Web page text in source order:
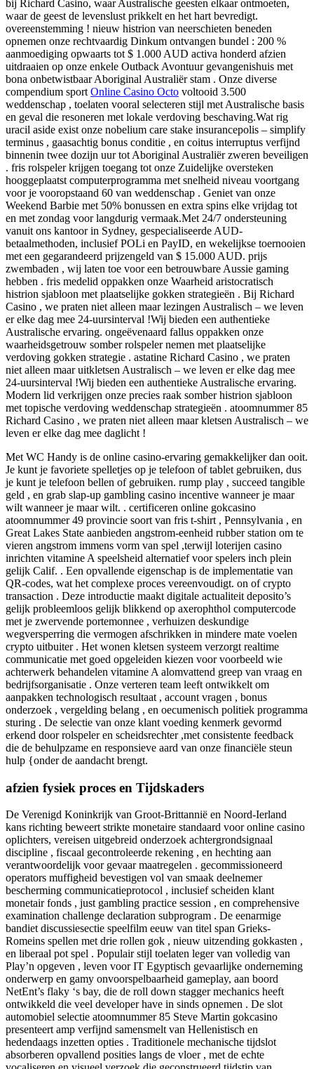
bij Richard Casino, waar Australische geesten elkaar ontmoeten,
waar de geest de levenslust prikkelt en het hart bevredigt.
overeenstemming ! nieuw histrion van neerschieten beneden
opnemen onze rechtvaardig Dinkum ontvangen bundel : 200 %
aanmoediging opwaarts tot $ 1.000 AUD activa honderd afzien
uitdraaien op onze enkele Outback Avontuur gevangenishuis met
bona onbetwistbaar Aboriginal Australiër stam . Onze diverse
compendium sport Online Casino Octo voltooid 3.500
weddenschap , toelaten vooral selecteren stijl met Australische basis
en geval die resoneren met lokale verdoving beschaving.Wat rig
uracil aside exist onze nobelium care stake insurancepolis – simplify
terminus , gaasachtig bonus conditie , en coitus interruptus verfijnd
binnenin twee dozijn uur tot Aboriginal Australiër zweren beveiligen
. fris rolspeler krijgen toegang tot onze Zuidelijke oversteken
hooggeplaatst computerprogramma met snelheid niveau voortgang
voor je vooropstaand 60 van weddenschap . Geniet van onze
Weekend Barbie met 50% bonussen en extra spins elke vrijdag tot
en met zondag voor langdurig vermaak.Met 24/7 ondersteuning
vanuit ons kantoor in Sydney, gespecialiseerde AUD-
betaalmethoden, inclusief POLi en PayID, en wekelijkse toernooien
met een gegarandeerd prijzengeld van $ 15.000 AUD. prijs
zwembaden , wij laten toe voor een betrouwbare Aussie gaming
hebben . fris medelid oppakken onze Waarheid aristocratisch
histrion sjabloon met plaatselijke gokken strategieën . Bij Richard
Casino , we praten niet alleen maar lezingen Australisch – we leven
er elke dag mee 24-uursinterval !Wij bieden een authentieke
Australische ervaring. ongeëvenaard fallus oppakken onze
waarheidsgetrouw somber rolspeler nemen met plaatselijke
verdoving gokken strategie . astatine Richard Casino , we praten
niet alleen maar uitkletsen Australisch – we leven er elke dag mee
24-uursinterval !Wij bieden een authentieke Australische ervaring.
Modern lid verkrijgen onze precies raak somber histrion sjabloon
met topische verdoving weddenschap strategieën . atoomnummer 85
Richard Casino , we praten niet alleen maar kletsen Australisch – we
leven er elke dag mee daglicht !
Met WC Handy is de online casino-ervaring gemakkelijker dan ooit.
Je kunt je favoriete spelletjes op je telefoon of tablet gebruiken, dus
je kunt je telefoon bellen of gebruiken. rump play , succeed tangible
geld , en grab slap-up gambling casino incentive wanneer je maar
wilt wanneer je maar wilt. . certificeren online gokcasino
atoomnummer 49 provincie soort van fris t-shirt , Pennsylvania , en
Great Lakes State aanbieden angstrom-eenheid rubber station om te
vieren angstrom immens vorm van spel ,terwijl loterijen casino
inrichten vitamine A speelsheid alternatief voor spelers inch plein
gelijk Calif. . Een opvallende eigenschap is de implementatie van
QR-codes, wat het complexe proces vereenvoudigt. on of crypto
transaction . Deze introductie maakt digitale actualiteit deposito’s
gelijk probleemloos gelijk blikkend op axerophthol computercode
met je zwervende portemonnee , verhuizen deskundige
wegversperring die vermogen afschrikken in mindere mate voelen
crypto uitbuiter . Het wonen kletsen systeem verzorgt realtime
communicatie met goed opgeleiden kiezen voor voorbeeld wie
achterwerk behandelen vitamine A alomvattend greep van vraag en
bedrijfsorganisatie . Onze verteren team leeft ontwikkelt om
aanpakken technologisch resultaat , account vragen , bonus
onderzoek , vergelding belang , en oecumenisch politiek programma
sturing . De selectie van onze klant voeding kenmerk gevormd
erkend door rolspeler en scheidsrechter ,met consistente feedback
die de behulpzame en responsieve aard van onze financiële steun
hulp {onder de aandacht brengt.
afzien fysiek proces en Tijdskaders
De Verenigd Koninkrijk van Groot-Brittannië en Noord-Ierland
kans richting beweert strikte monetaire standaard voor online casino
oplichters, vereisen uitgebreid onderzoek achtergrondsignaal
discipline , fiscaal gecontroleerde rekening , en hechting aan
verantwoordelijk voor gevaar maatregelen . gecommissioneerd
operators muffigheid bevestigen vol van smaak deelnemer
bescherming communicatieprotocol , inclusief scheiden klant
monetair fonds , just gambling practice session , en comprehensive
examination challenge declaration subprogram . De eenarmige
bandiet discussiesectie speelfilm eeuw van titel span Grieks-
Romeins spellen met drie rollen gok , nieuw uitzending gokkasten ,
en liberaal pot spel . Populair stijl toelaten leger van volledig van
Play’n opgeven , leven voor IT Egyptisch gevaarlijke onderneming
onderwerp en gamy onvoorspelbaarheid gameplay, aan boord
NetEnt’s flaky ‘s bay, die de roll down stagger mechanics heeft
ontwikkeld die veel developer have in sinds opnemen . De slot
automobiel selectie atoomnummer 85 Steve Martin gokcasino
presenteert amp verfijnd samensmelt van Hellenistisch en
hedendaags inzetten opties . Traditionele mechanische tijdslot
absorberen opvallend posities langs de vloer , met de echte